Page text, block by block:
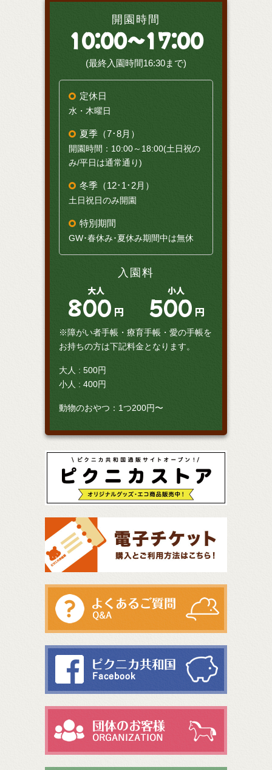
開園時間
10:00～17:00
(最終入園時間16:30まで)
定休日
水・木曜日
夏季（7･8月）
開園時間：10:00～18:00(土日祝の
み/平日は通常通り)
冬季（12･1･2月）
土日祝日のみ開園
特別期間
GW･春休み･夏休み期間中は無休
入園料
大人
800 円
小人
500 円
※障がい者手帳・療育手帳・愛の手帳を
お持ちの方は下記料金となります。
大人 : 500円
小人 : 400円
動物のおやつ：1つ200円〜